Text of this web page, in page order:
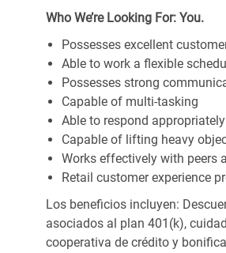
Who We’re Looking For: You.
Possesses excellent
Able to work a flexible
Possesses strong
Capable of multi-tasking
Able to respond
Capable of lifting heavy
Works effectively with peers
Retail customer experience
Los beneficios incluyen:
asociados al plan 401(k),
cooperativa de crédito y